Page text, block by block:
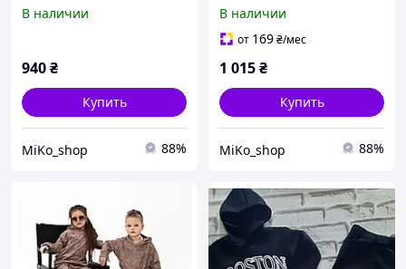
премиум флис Polar от
В наличии
940₴
Купить
MiKo_shop 88%
пенье 122-128, 128-134,
134-140, 140-146
В наличии
от 169₴/мес
1 015₴
Купить
MiKo_shop 88%